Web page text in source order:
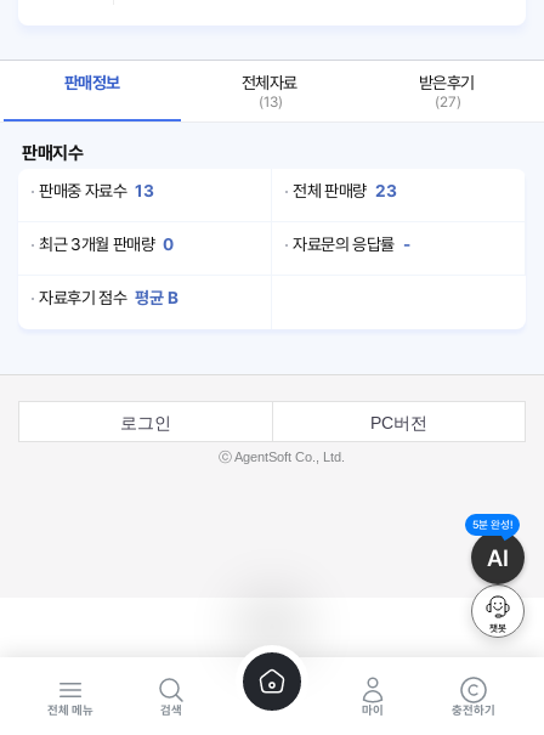
판매정보 전체자료
(13)
받은후기
(27)
판매지수
판매중 자료수 13 전체 판매량 23
최근 3개월 판매량 0 자료문의 응답률 -
자료후기 점수 평균B
로그인 PC버전
ⓒ AgentSoft Co., Ltd.
전체 메뉴 검색 마이 충전하기
5분 완성!
AI
챗봇